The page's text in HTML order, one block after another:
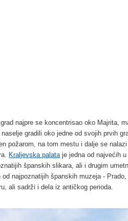
najpre se koncentrisao oko Majrita,
gradili oko jedne od svojih prvih
požarom, na tom mestu i dalje se
Kraljevska palataje jedna od najvećih
španskih slikara, ali i drugim
od najpoznatijih španskih muzeja -
ali sadrži i dela iz antičkog perioda.